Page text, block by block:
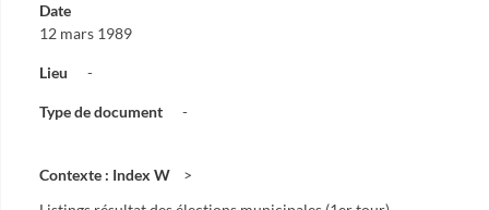
Date
12 mars 1989
Lieu -
Type de document -
Contexte : Index W